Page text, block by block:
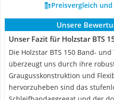
Preisvergleich
Unsere
Unser Fazit für Holzstar BTS
Die Holzstar BTS 150 Band-
überzeugt uns durch ihre
Graugusskonstruktion und
hervorzuheben sind das